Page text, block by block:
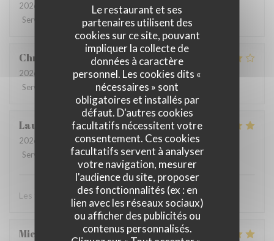
Le restaurant et ses
partenaires utilisent des
cookies sur ce site, pouvant
impliquer la collecte de
données à caractère
personnel. Les cookies dits «
nécessaires » sont
obligatoires et installés par
défaut. D'autres cookies
facultatifs nécessitent votre
consentement. Ces cookies
facultatifs servent à analyser
votre navigation, mesurer
l'audience du site, proposer
des fonctionnalités (ex : en
lien avec les réseaux sociaux)
ou afficher des publicités ou
contenus personnalisés.
2026-06-18
- 19:30 - Couverts 4
Service
Ambiance:3/5 Cuisine:3/5 Qualité / Prix
Christelle
2026-07-01
- 19:00 - Couverts 4
Service
Ambiance:5/5 Cuisine : 5/5 Qualité / Prix
Laura
2026-06-26
- 21:30 - Couverts 2
Service
Ambiance: 5/5 Cuisine: 5/5 Qualité / Prix
Les tacos sont vraiment bon. Excellent service!
Michael